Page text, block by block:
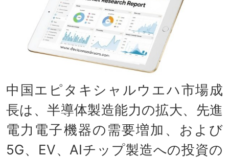
中国エピタキシャルウエハ市場成
長は、半導体製造能力の拡大、先進
電力電子機器の需要増加、および
5G、EV、AIチップ製造への投資の